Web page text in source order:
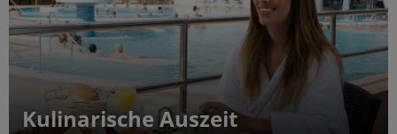
Kulinarische Auszeit